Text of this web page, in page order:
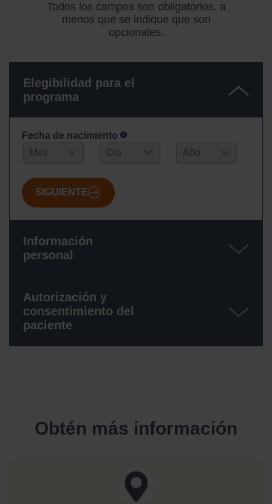
Todos los campos son obligatorios, a
menos que se indique que son
opcionales.
Elegibilidad para el
programa
Fecha de nacimiento
SIGUIENTE
Información
personal
Autorización y
consentimiento del
paciente
Obtén más información